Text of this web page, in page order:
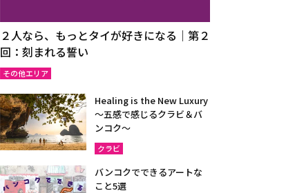
２人なら、もっとタイが好きになる｜第２
回：刻まれる誓い
その他エリア
Healing is the New Luxury
～五感で感じるクラビ＆バ
ンコク～
クラビ
バンコクでできるアートな
こと5選